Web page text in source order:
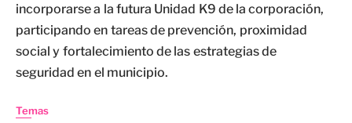
incorporarse a la futura Unidad K9 de la corporación,
participando en tareas de prevención, proximidad
social y fortalecimiento de las estrategias de
seguridad en el municipio.
Temas